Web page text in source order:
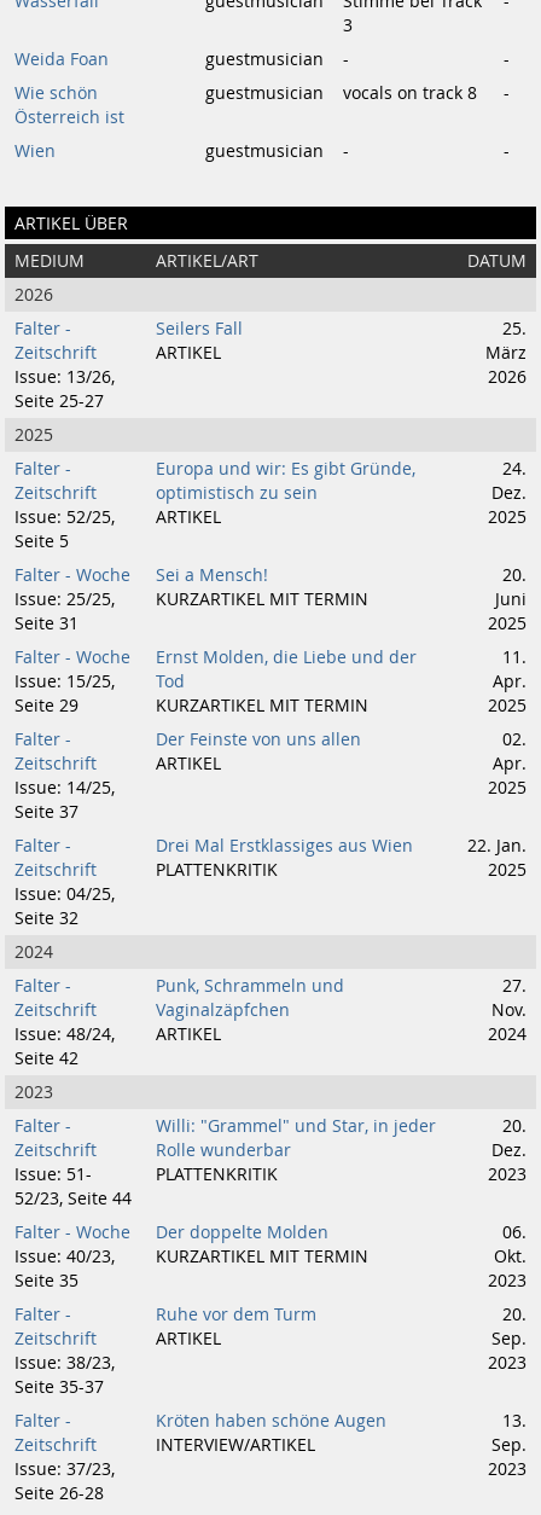
3
Weida Foan guestmusician -
-
Wie schön
Österreich ist
guestmusician vocals on track 8 -
Wien guestmusician - -
ARTIKEL ÜBER
MEDIUM ARTIKEL/ART
DATUM
2026
Falter -
Zeitschrift
Issue: 13/26,
Seite 25-27
Seilers Fall
ARTIKEL
25.
März
2026
2025
Falter -
Zeitschrift
Issue: 52/25,
Seite 5
Europa und wir: Es gibt Gründe,
optimistisch zu sein
ARTIKEL
24.
Dez.
2025
Falter - Woche
Issue: 25/25,
Seite 31
Sei a Mensch!
KURZARTIKEL MIT TERMIN
20.
Juni
2025
Falter - Woche
Issue: 15/25,
Seite 29
Ernst Molden, die Liebe und der
Tod
KURZARTIKEL MIT TERMIN
11.
Apr.
2025
Falter -
Zeitschrift
Issue: 14/25,
Seite 37
Der Feinste von uns allen
ARTIKEL
02.
Apr.
2025
Falter -
Zeitschrift
Issue: 04/25,
Seite 32
Drei Mal Erstklassiges aus Wien
PLATTENKRITIK
22. Jan.
2025
2024
Falter -
Zeitschrift
Issue: 48/24,
Seite 42
Punk, Schrammeln und
Vaginalzäpfchen
ARTIKEL
27.
Nov.
2024
2023
Falter -
Zeitschrift
Issue: 51-
52/23, Seite 44
Willi: "Grammel" und Star, in jeder
Rolle wunderbar
PLATTENKRITIK
20.
Dez.
2023
Falter - Woche
Issue: 40/23,
Seite 35
Der doppelte Molden
KURZARTIKEL MIT TERMIN
06.
Okt.
2023
Falter -
Zeitschrift
Issue: 38/23,
Seite 35-37
Ruhe vor dem Turm
ARTIKEL
20.
Sep.
2023
Falter -
Zeitschrift
Issue: 37/23,
Seite 26-28
Kröten haben schöne Augen
INTERVIEW/ARTIKEL
13.
Sep.
2023